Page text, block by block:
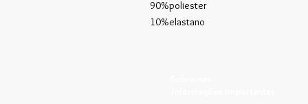
90%poliester
10%elastano